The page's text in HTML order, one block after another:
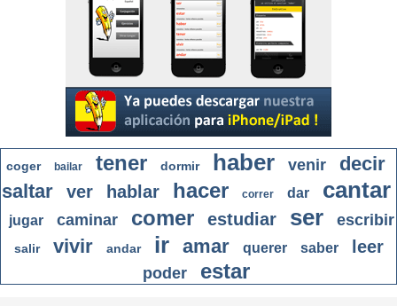
coger bailar tener dormir haber venir
decir
saltar
ver hablar hacer correr dar cantar
jugar caminar comer estudiar ser escribir
salir vivir andar ir amar querer saber leer
poder estar